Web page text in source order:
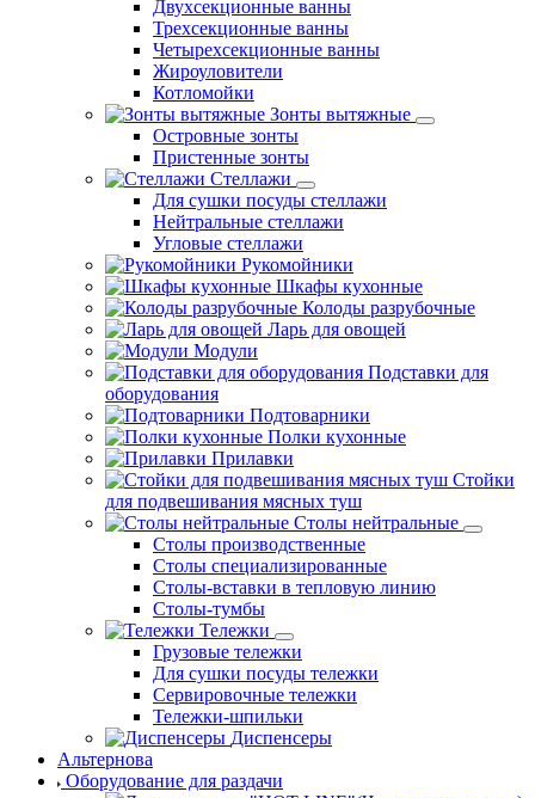
Двухсекционные ванны
Трехсекционные ванны
Четырехсекционные ванны
Жироуловители
Котломойки
Зонты вытяжные
Островные зонты
Пристенные зонты
Стеллажи
Для сушки посуды стеллажи
Нейтральные стеллажи
Угловые стеллажи
Рукомойники
Шкафы кухонные
Колоды разрубочные
Ларь для овощей
Модули
Подставки для
оборудования
Подтоварники
Полки кухонные
Прилавки
Стойки
для подвешивания мясных туш
Столы нейтральные
Столы производственные
Столы специализированные
Столы-вставки в тепловую линию
Столы-тумбы
Тележки
Грузовые тележки
Для сушки посуды тележки
Сервировочные тележки
Тележки-шпильки
Диспенсеры
Альтернова
Оборудование для раздачи